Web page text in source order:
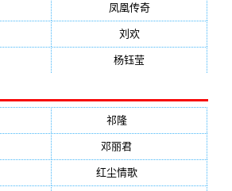
凤凰传奇
刘欢
杨钰莹
祁隆(647)
邓丽君
红尘情歌(472)